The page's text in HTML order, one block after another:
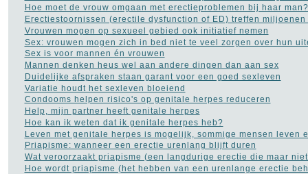
Hooikoorts(2)
HSP(1)
Hyperhidrosis - zweten
(18)
Hyperventilatie(15)
Jicht(6)
Jogging(41)
Kanker(113)
kataract(5)
Kinderziekten(17)
Koorts(12)
Leukemie(9)
LMD Leeftijdsgebonden
maculadegeneratie(2)
Longkanker(27)
Hoe moet de vrouw omgaan met erectieproblemen bij haar man?
Erectiestoornissen (erectile dysfunction of ED) treffen miljoenen
Vrouwen mogen op sexueel gebied ook initiatief nemen
Sex: vrouwen mogen zich in bed niet te veel zorgen over hun
Sex is voor mannen én vrouwen
Mannen denken heus wel aan andere dingen dan aan sex
Duidelijke afspraken staan garant voor een goed sexleven
Variatie houdt het sexleven bloeiend
Condooms helpen risico's op genitale herpes reduceren
Help, mijn partner heeft genitale herpes
Hoe kan ik weten dat ik genitale herpes heb?
Leven met genitale herpes is mogelijk, sommige mensen leven
Priapisme: wanneer een erectie urenlang blijft duren
Wat veroorzaakt priapisme (een langdurige erectie die maar
Hoe wordt priapisme (het hebben van een urenlange erectie